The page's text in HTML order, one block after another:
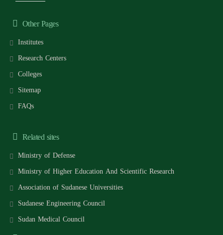
Other Pages
Institutes
Research Centers
Colleges
Sitemap
FAQs
Related sites
Ministry of Defense
Ministry of Higher Education And Scientific Research
Association of Sudanese Universities
Sudanese Engineering Council
Sudan Medical Council